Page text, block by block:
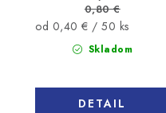
Skladom
0,80 €
Jednotková
od 0,40 € / 50 ks
DETAIL